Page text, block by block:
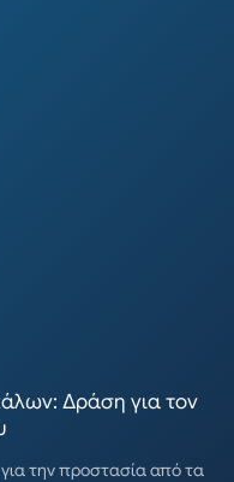
Δράση για τον
την προστασία από τα